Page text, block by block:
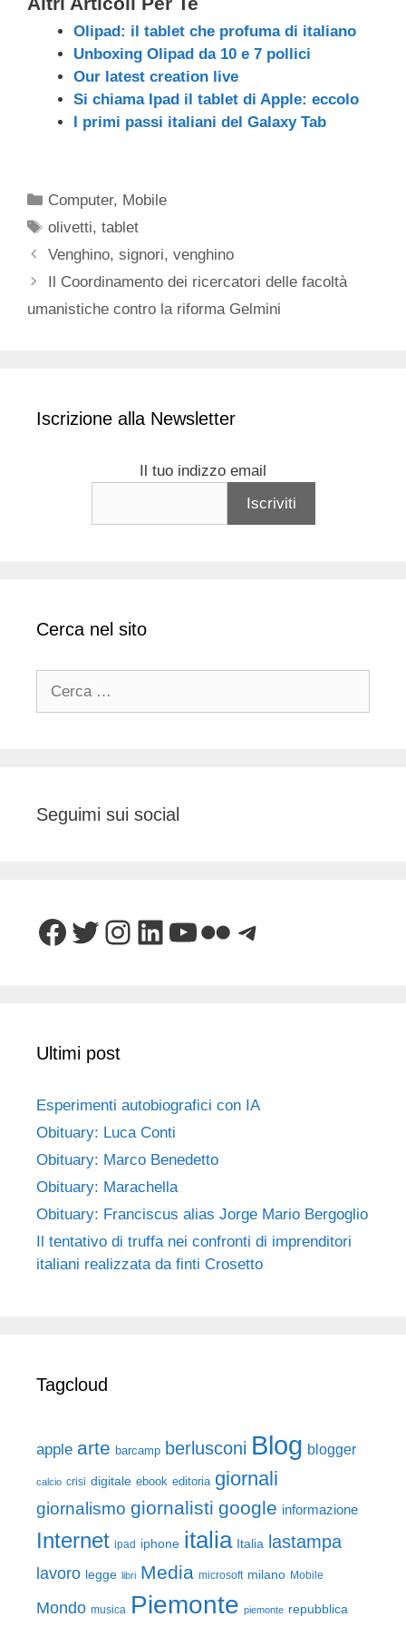
Olipad: il tablet che profuma di italiano
Unboxing Olipad da 10 e 7 pollici
Our latest creation live
Si chiama Ipad il tablet di Apple: eccolo
I primi passi italiani del Galaxy Tab
Categorie
Computer, Mobile
Tag
olivetti,tablet
Venghino, signori, venghino
Il Coordinamento dei ricercatori delle facoltà
umanistiche contro la riforma Gelmini
Iscrizione alla Newsletter
Il tuo indizzo email
Cerca nel sito
Seguimi sui social
Facebook
Twitter
Instagram
LinkedIn
YouTube
FlickrTelegram
Ultimi post
Esperimenti autobiografici con IA
Obituary: Luca Conti
Obituary: Marco Benedetto
Obituary: Marachella
Obituary: Franciscus alias Jorge Mario Bergoglio
Il tentativo di truffa nei confronti di imprenditori
italiani realizzata da finti Crosetto
Tagcloud
apple arte barcamp berlusconi Blog blogger
calcio crisi digitale ebook editoria giornali
giornalismo giornalisti google informazione
Internet ipad iphone italia Italia lastampa
lavoro legge libri Media microsoft milano Mobile
Mondo musica Piemonte piemonte repubblica